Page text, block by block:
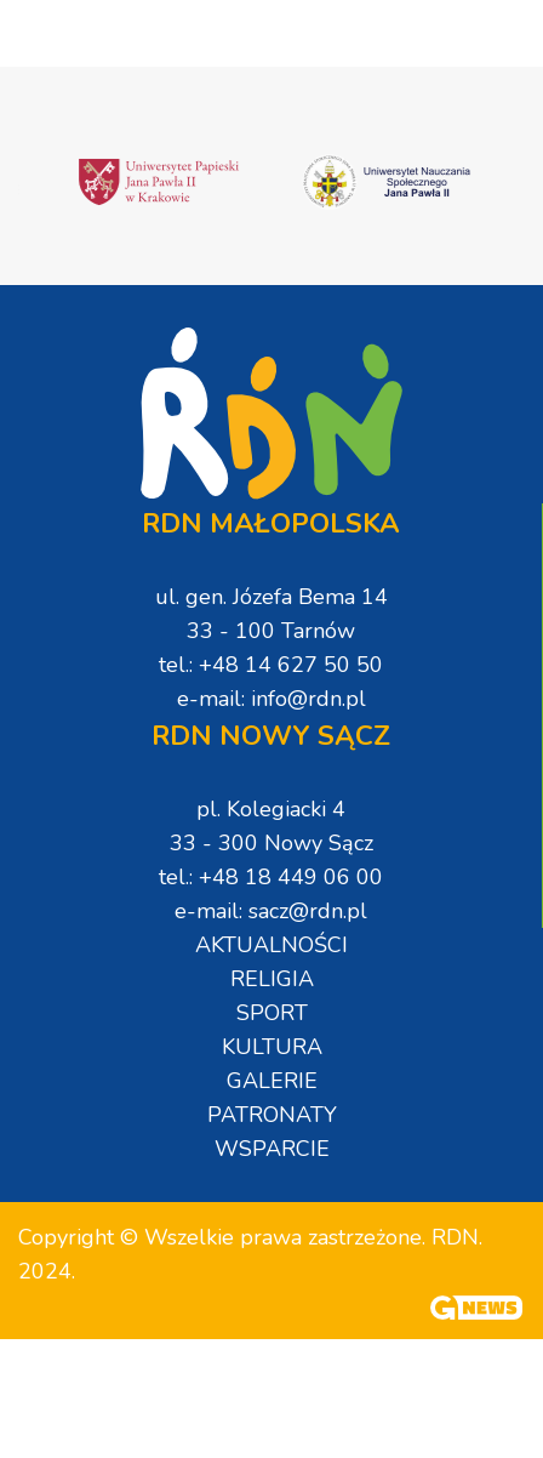
RDN MAŁOPOLSKA
ul. gen. Józefa Bema 14
33 - 100 Tarnów
tel.: +48 14 627 50 50
e-mail: info@rdn.pl
RDN NOWY SĄCZ
pl. Kolegiacki 4
33 - 300 Nowy Sącz
tel.: +48 18 449 06 00
e-mail: sacz@rdn.pl
AKTUALNOŚCI
RELIGIA
SPORT
KULTURA
GALERIE
PATRONATY
WSPARCIE
Copyright © Wszelkie prawa zastrzeżone. RDN.
2024.